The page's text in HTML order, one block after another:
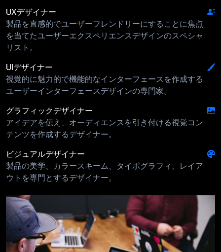
UXデザイナー
製品を直感的でユーザーフレンドリーにすることに焦点
を当てたユーザーエクスペリエンスデザインのスペシャ
リスト。
UIデザイナー
視覚的に魅力的で機能的なインターフェースを作成する
ユーザーインターフェースデザインの専門家。
グラフィックデザイナー
アイデアを伝え、オーディエンスを引き付ける視覚コン
テンツを作成するデザイナー。
ビジュアルデザイナー
製品の美学、カラースキーム、タイポグラフィ、レイア
ウトを専門とするデザイナー。